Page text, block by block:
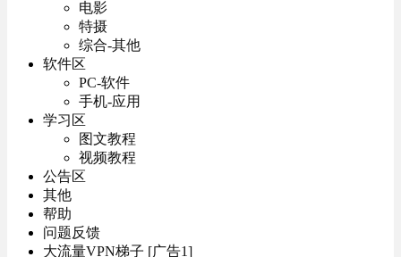
电影
特摄
综合-其他
软件区
PC-软件
手机-应用
学习区
图文教程
视频教程
公告区
其他
帮助
问题反馈
大流量VPN梯子 [广告1]